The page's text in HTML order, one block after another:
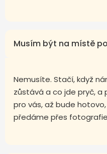
Musím být na místě
Nemusíte. Stačí, když
zůstává a co jde pryč,
pro vás, až bude
předáme přes